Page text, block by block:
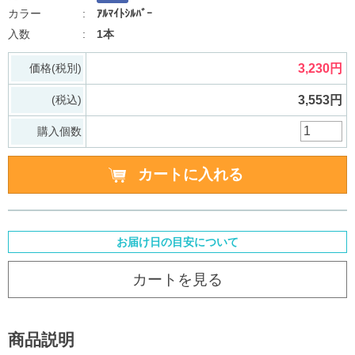
ｱﾙﾏｲﾄｼﾙﾊﾞｰ
1本
価格(税別) 3,230円
(税込) 3,553円
購入個数
お届け日の目安について
カートを見る
商品説明